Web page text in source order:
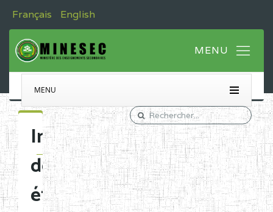
Français English
MENU
Immatriculation
des
établissements